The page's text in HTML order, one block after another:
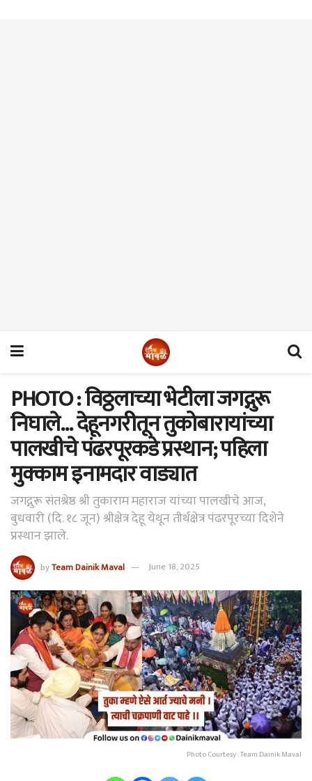
PHOTO : विठ्ठलाच्या भेटीला जगद्गुरू
निघाले… देहूनगरीतून तुकोबारायांच्या
पालखीचे पंढरपूरकडे प्रस्थान; पहिला
मुक्काम इनामदार वाड्यात
जगद्गुरू संतश्रेष्ठ श्री तुकाराम महाराज यांच्या पालखीचे आज,
बुधवारी (दि. १८ जून) श्रीक्षेत्र देहू येथून तीर्थक्षेत्र पंढरपूरच्या दिशेने
प्रस्थान झाले.
byTeam Dainik Maval June 18, 2025
Photo Courtesy : Team Dainik Maval